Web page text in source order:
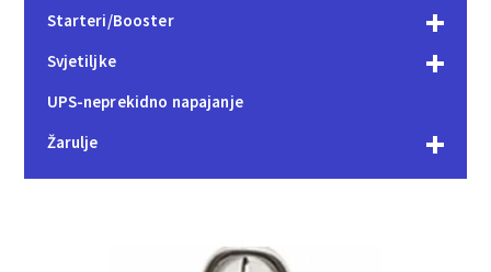
Starteri/Booster
Svjetiljke
UPS-neprekidno napajanje
Žarulje